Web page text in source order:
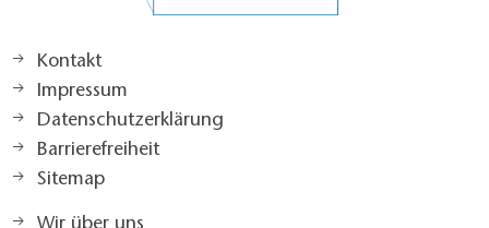
Kontakt
Impressum
Datenschutzerklärung
Barrierefreiheit
Sitemap